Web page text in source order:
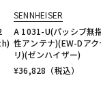
SENNHEISER
A 1031-U(パッシブ無
性アンテナ)(EW-Dア
リ)(ゼンハイザー)
¥36,828 （税込）